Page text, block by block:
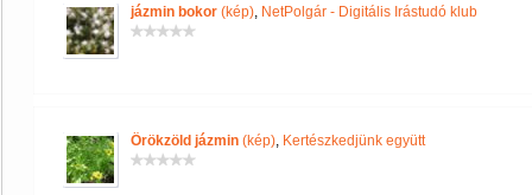
jázmin bokor (kép), NetPolgár - Digitális Irástudó klub
Örökzöld jázmin (kép), Kertészkedjünk együtt